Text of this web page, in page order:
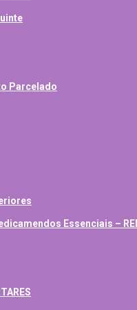
Parcelado
Essenciais –